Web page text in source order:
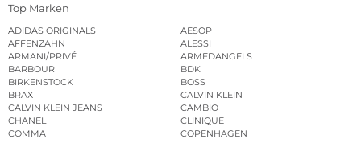
Top Marken
ADIDAS ORIGINALS
AESOP
AFFENZAHN
ALESSI
ARMANI/PRIVÉ
ARMEDANGELS
BARBOUR
BDK
BIRKENSTOCK
BOSS
BRAX
CALVIN KLEIN
CALVIN KLEIN JEANS
CAMBIO
CHANEL
CLINIQUE
COMMA
COPENHAGEN